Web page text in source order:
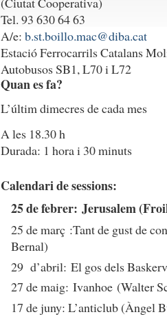
Tel. 93 630 64 63
A/e: b.st.boillo.mac@diba.cat
Estació Ferrocarrils Catalans
Autobusos SB1, L70 i L72
Quan es fa?
L’últim dimecres de cada mes
A les 18.30 h
Durada: 1 hora i 30 minuts
Calendari de sessions:
25 de febrer: Jerusalem
25 de març :Tant de gust de
Bernal)
29 d’abril: El gos dels
27 de maig: Ivanhoe (Walter
17 de juny: L’anticlub (Àngel